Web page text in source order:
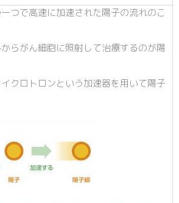
つで高速に加速された陽子の流れのこ
らがん細胞に照射して治療するのが陽
クロトロンという加速器を用いて陽子